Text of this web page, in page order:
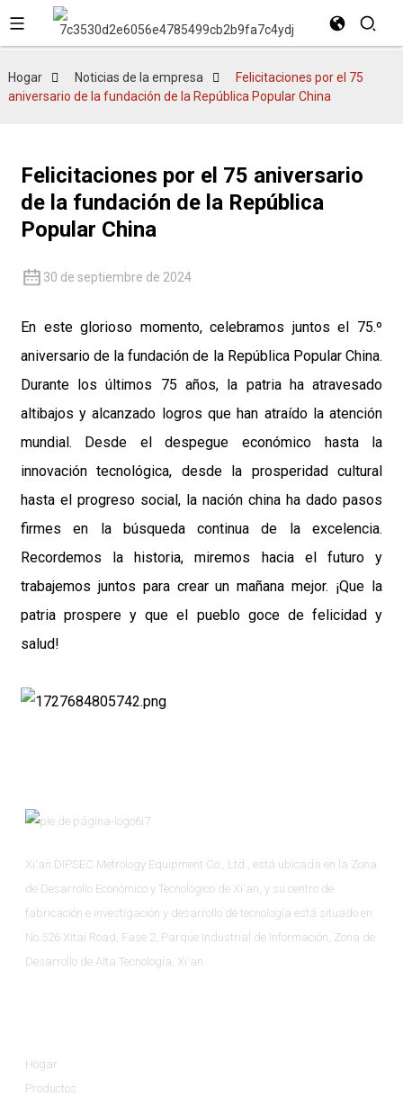
Hogar Noticias de la empresa
Felicitaciones por el 75
aniversario de la fundación de la República Popular China
Felicitaciones por el 75 aniversario
de la fundación de la República
Popular China
30 de septiembre de 2024
En este glorioso momento, celebramos juntos el 75.º
aniversario de la fundación de la República Popular China.
Durante los últimos 75 años, la patria ha atravesado
altibajos y alcanzado logros que han atraído la atención
mundial. Desde el despegue económico hasta la
innovación tecnológica, desde la prosperidad cultural
hasta el progreso social, la nación china ha dado pasos
firmes en la búsqueda continua de la excelencia.
Recordemos la historia, miremos hacia el futuro y
trabajemos juntos para crear un mañana mejor. ¡Que la
patria prospere y que el pueblo goce de felicidad y
salud!
Xi'an DIPSEC Metrology Equipment Co., Ltd., está ubicada en la Zona
de Desarrollo Económico y Tecnológico de Xi'an, y su centro de
fabricación e investigación y desarrollo de tecnología está situado en
No.526 Xitai Road, Fase 2, Parque Industrial de Información, Zona de
Desarrollo de Alta Tecnología, Xi'an.
Hogar
Productos